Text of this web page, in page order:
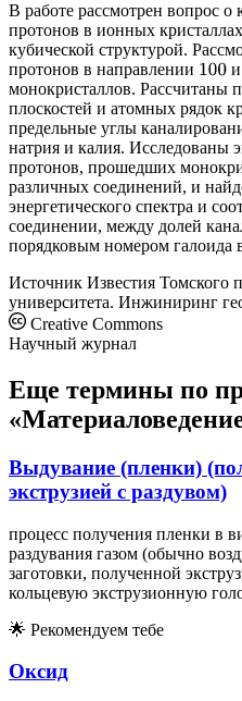
В работе рассмотрен вопрос
протонов в ионных
кубической структурой.
протонов в направлении 100и
монокристаллов. Рассчитаны
плоскостей и атомных рядок
предельные углы
натрия и калия. Исследованы
протонов, прошедших
различных соединений, и
энергетического спектра и
соединении, между долей
порядковым номером галоида
Источник Известия Томского
университета. Инжиниринг
Creative Commons
Научный журнал
Еще термины по
Выдувание (пленки)
экструзией с раздувом)
процесс получения пленки в
раздувания газом (обычно
заготовки, полученной
кольцевую экструзионную
🌟 Рекомендуем тебе
Оксид